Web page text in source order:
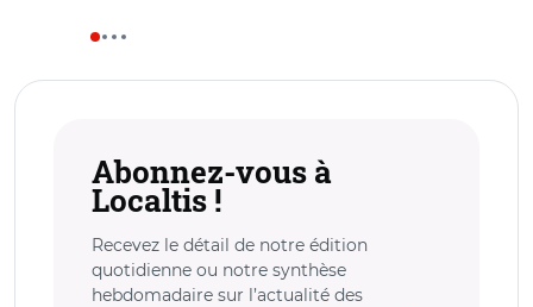
Abonnez-vous à
Localtis !
Recevez le détail de notre édition
quotidienne ou notre synthèse
hebdomadaire sur l’actualité des